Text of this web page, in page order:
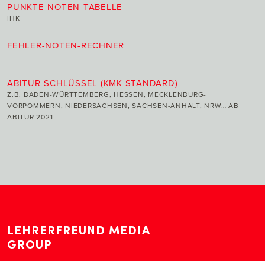
PUNKTE-NOTEN-TABELLE
IHK
FEHLER-NOTEN-RECHNER
ABITUR-SCHLÜSSEL (KMK-STANDARD)
Z.B. BADEN-WÜRTTEMBERG, HESSEN, MECKLENBURG-
VORPOMMERN, NIEDERSACHSEN, SACHSEN-ANHALT, NRW… AB
ABITUR 2021
LEHRERFREUND MEDIA
GROUP